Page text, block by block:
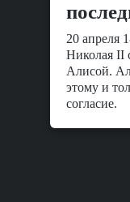
20 апреля
Николая II
Алисой.
этому и
согласие.